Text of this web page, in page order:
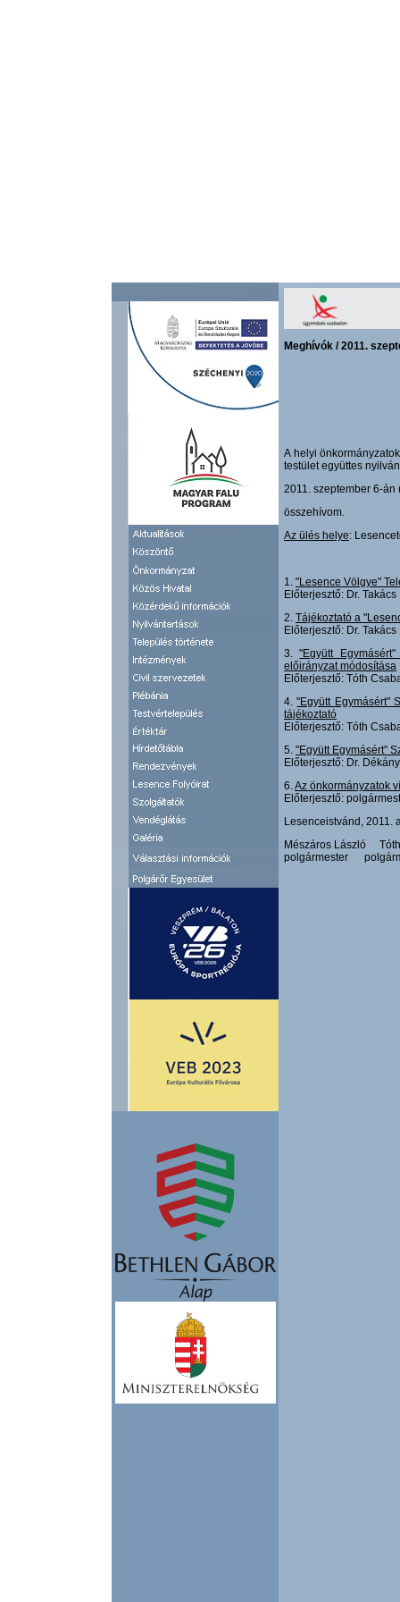
Meghívók / 2011.
A helyi
testület együttes
2011. szeptember 6-án
összehívom.
Az ülés helye:
1. "Lesence Völgye"
Előterjesztő: Dr.
2. Tájékoztató a
Előterjesztő: Dr.
3."Együtt
előirányzat módosítása
Előterjesztő: Tóth
4."Együtt Egymásért"
tájékoztató
Előterjesztő: Tóth
5. "Együtt Egymásért"
Előterjesztő: Dr.
6.Az önkormányzatok
Előterjesztő:
Lesenceistvánd, 2011.
Mészáros László
polgármester